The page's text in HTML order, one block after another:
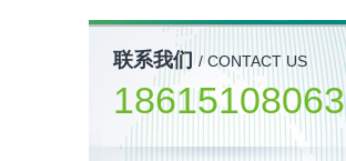
联系我们 / CONTACT US
18615108063